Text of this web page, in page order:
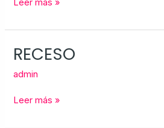
Leer más »
RECESO
admin
RECESO
Leer más »